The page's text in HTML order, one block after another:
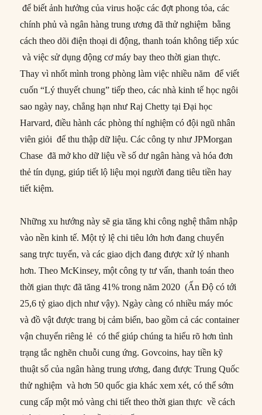
để biết ảnh hưởng của virus hoặc các đợt phong tỏa, các
chính phủ và ngân hàng trung ương đã thử nghiệm bằng
cách theo dõi điện thoại di động, thanh toán không tiếp xúc
và việc sử dụng động cơ máy bay theo thời gian thực.
Thay vì nhốt mình trong phòng làm việc nhiều năm để viết
cuốn “Lý thuyết chung” tiếp theo, các nhà kinh tế học ngôi
sao ngày nay, chẳng hạn như Raj Chetty tại Đại học
Harvard, điều hành các phòng thí nghiệm có đội ngũ nhân
viên giỏi để thu thập dữ liệu. Các công ty như JPMorgan
Chase đã mở kho dữ liệu về số dư ngân hàng và hóa đơn
thẻ tín dụng, giúp tiết lộ liệu mọi người đang tiêu tiền hay
tiết kiệm.
Những xu hướng này sẽ gia tăng khi công nghệ thâm nhập
vào nền kinh tế. Một tỷ lệ chi tiêu lớn hơn đang chuyển
sang trực tuyến, và các giao dịch đang được xử lý nhanh
hơn. Theo McKinsey, một công ty tư vấn, thanh toán theo
thời gian thực đã tăng 41% trong năm 2020 (Ấn Độ có tới
25,6 tỷ giao dịch như vậy). Ngày càng có nhiều máy móc
và đồ vật được trang bị cảm biến, bao gồm cả các container
vận chuyển riêng lẻ có thể giúp chúng ta hiểu rõ hơn tình
trạng tắc nghẽn chuỗi cung ứng. Govcoins, hay tiền kỹ
thuật số của ngân hàng trung ương, đang được Trung Quốc
thử nghiệm và hơn 50 quốc gia khác xem xét, có thể sớm
cung cấp một mỏ vàng chi tiết theo thời gian thực về cách